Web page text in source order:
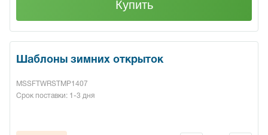
Купить
Шаблоны зимних открыток
MSSFTWRSTMP1407
Срок поставки: 1-3 дня